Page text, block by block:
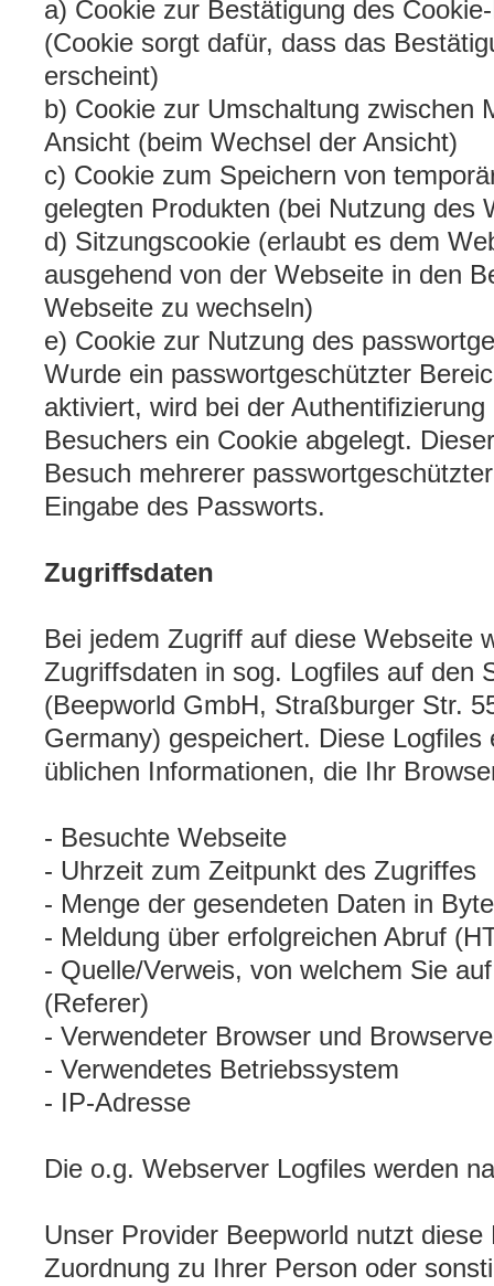
a) Cookie zur Bestätigung des
(Cookie sorgt dafür, dass das
erscheint)
b) Cookie zur Umschaltung zwischen
Ansicht (beim Wechsel der Ansicht)
c) Cookie zum Speichern von
gelegten Produkten (bei Nutzung des
d) Sitzungscookie (erlaubt es dem
ausgehend von der Webseite in den
Webseite zu wechseln)
e) Cookie zur Nutzung des
Wurde ein passwortgeschützter
aktiviert, wird bei der
Besuchers ein Cookie abgelegt.
Besuch mehrerer
Eingabe des Passworts.
Zugriffsdaten
Bei jedem Zugriff auf diese Webseite
Zugriffsdaten in sog. Logfiles auf den
(Beepworld GmbH, Straßburger Str.
Germany) gespeichert. Diese Logfiles
üblichen Informationen, die Ihr
- Besuchte Webseite
- Uhrzeit zum Zeitpunkt des Zugriffes
- Menge der gesendeten Daten in Byte
- Meldung über erfolgreichen Abruf
- Quelle/Verweis, von welchem Sie
(Referer)
- Verwendeter Browser und
- Verwendetes Betriebssystem
- IP-Adresse
Die o.g. Webserver Logfiles werden
Unser Provider Beepworld nutzt diese
Zuordnung zu Ihrer Person oder